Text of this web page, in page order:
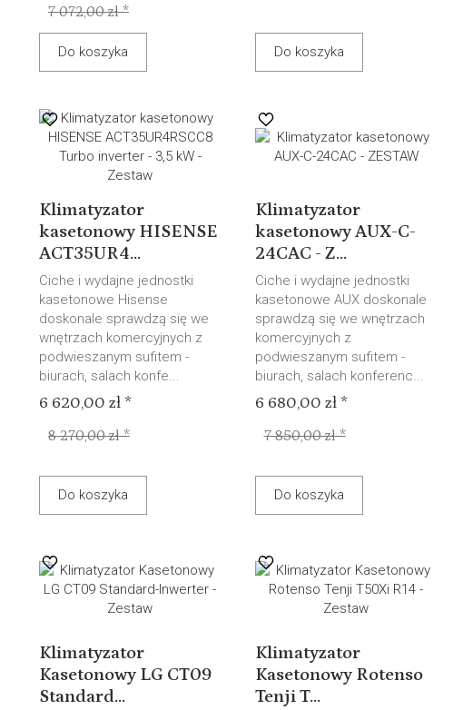
7 072,00 zł *
Do koszyka Do koszyka
Klimatyzator
kasetonowy HISENSE
ACT35UR4...
Ciche i wydajne jednostki
kasetonowe Hisense
doskonale sprawdzą się we
wnętrzach komercyjnych z
podwieszanym sufitem -
biurach, salach konfe...
6 620,00 zł *
8 270,00 zł *
Do koszyka
Klimatyzator
kasetonowy AUX-C-
24CAC - Z...
Ciche i wydajne jednostki
kasetonowe AUX doskonale
sprawdzą się we wnętrzach
komercyjnych z
podwieszanym sufitem -
biurach, salach konferenc...
6 680,00 zł *
7 850,00 zł *
Do koszyka
Klimatyzator
Kasetonowy LG CT09
Standard...
Klimatyzator
Kasetonowy Rotenso
Tenji T...